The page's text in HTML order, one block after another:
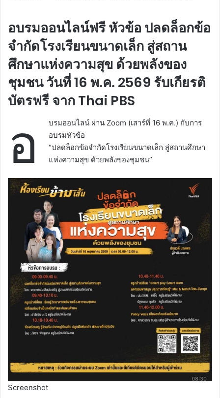
อบรมออนไลน์ฟรี หัวข้อ ปลดล็อกข้อ
จำกัดโรงเรียนขนาดเล็ก สู่สถาน
ศึกษาแห่งความสุข ด้วยพลังของ
ชุมชน วันที่ 16 พ.ค. 2569 รับเกียรติ
บัตรฟรี จาก Thai PBS
อ
บรมออนไลน์ ผ่าน Zoom (เสาร์ที่ 16 พ.ค.) กับการ
อบรมหัวข้อ
“ปลดล็อกข้อจำกัดโรงเรียนขนาดเล็ก สู่สถานศึกษา
แห่งความสุข ด้วยพลังของชุมชน”
Screenshot